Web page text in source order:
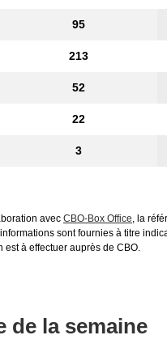
95
213
52
22
3
avec CBO-Box Office, la
sont fournies à titre
est à effectuer auprès de CBO.
de la semaine